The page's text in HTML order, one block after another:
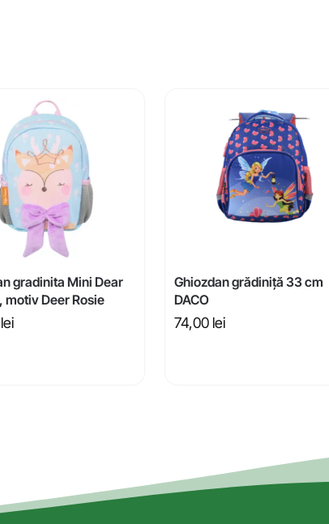
gradinita Mini Dear
motiv Deer Rosie
lei
Ghiozdan grădiniță 33 cm
DACO
74,00 lei